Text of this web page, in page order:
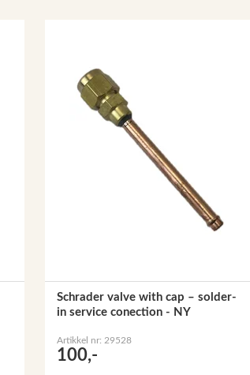
Schrader valve with cap – solder-
in service conection - NY
Artikkel nr: 29528
100,-